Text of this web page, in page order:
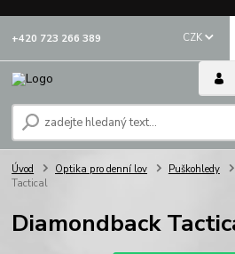
CZK
+420 723 266 389
Úvod Optika pro denní lov Puškohledy
Tactical
Diamondback